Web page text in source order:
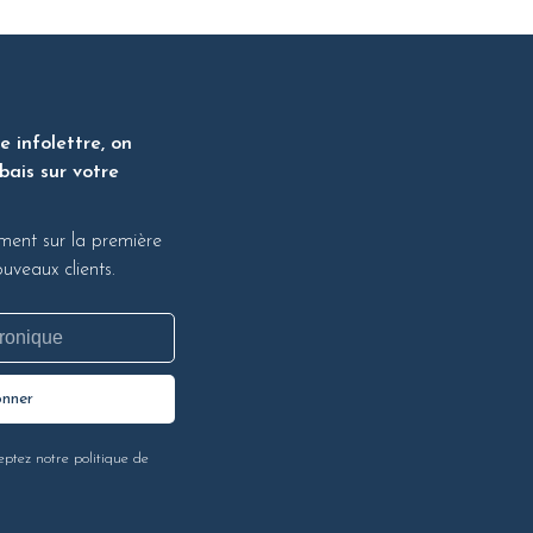
infolettre, on
sur votre
sur la première
clients.
notre politique de